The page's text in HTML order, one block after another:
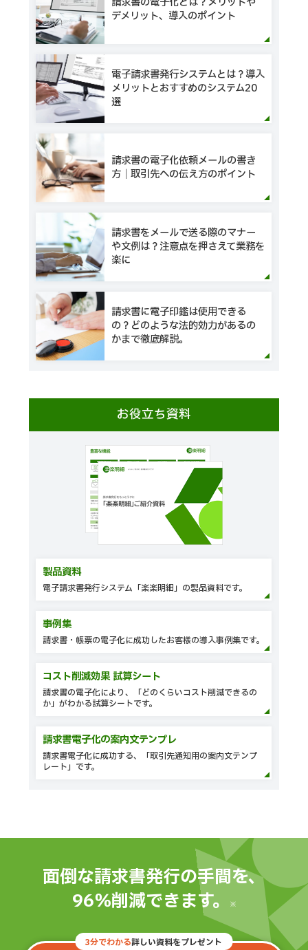
デメリット、導入のポイント
電子請求書発行システムとは？導入
メリットとおすすめのシステム20
選
請求書の電子化依頼メールの書き
方｜取引先への伝え方のポイント
請求書をメールで送る際のマナー
や文例は？注意点を押さえて業務を
楽に
請求書に電子印鑑は使用できる
の？どのような法的効力があるの
かまで徹底解説。
お役立ち資料
製品資料
電子請求書発行システム「楽楽明細」の製品資料です。
事例集
請求書・帳票の電子化に成功したお客様の導入事例集です。
コスト削減効果 試算シート
請求書の電子化により、「どのくらいコスト削減できるの
か」がわかる試算シートです。
請求書電子化の案内文テンプレ
請求書電子化に成功する、「取引先通知用の案内文テンプ
レート」です。
面倒な請求書発行の手間を、
96％削減できます。
※
3分でわかる詳しい資料をプレゼント